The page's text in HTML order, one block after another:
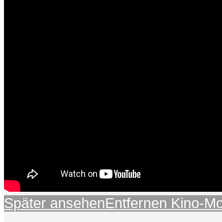
Später ansehenEntfernen Kino-